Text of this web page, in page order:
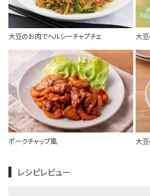
大豆のお肉でヘルシーチャプチェ 大
ポークチャップ風 大
レシピレビュー